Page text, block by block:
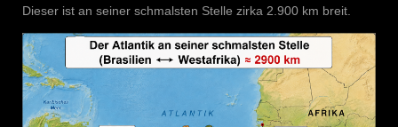
Dieser ist an seiner schmalsten Stelle zirka 2.900 km breit.